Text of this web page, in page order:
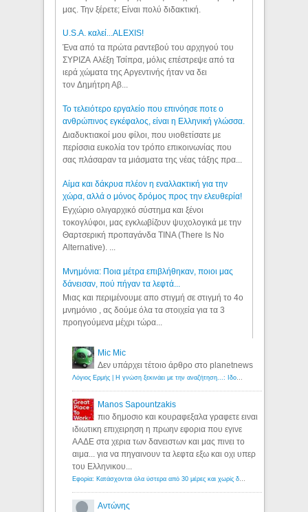
μας. Την ξέρετε; Είναι πολύ διδακτική.
U.S.A. καλεί...ALEXIS!
Ένα από τα πρώτα ραντεβού του αρχηγού του
ΣΥΡΙΖΑ Αλέξη Τσίπρα, μόλις επέστρεψε από τα
ιερά χώματα της Αργεντινής ήταν να δει
τον Δημήτρη Αβ...
Το τελειότερο εργαλείο που επινόησε ποτε ο
ανθρώπινος εγκέφαλος, είναι η Ελληνική γλώσσα.
Διαδυκτιακοί μου φίλοι, που υιοθετίσατε με
περίσσια ευκολία τον τρόπο επικοινωνίας που
σας πλάσαραν τα μιάσματα της νέας τάξης πρα...
Αίμα και δάκρυα πλέον η εναλλακτική για την
χώρα, αλλά ο μόνος δρόμος προς την ελευθερία!
Εγχώριο ολιγαρχικό σύστημα και ξένοι
τοκογλύφοι, μας εγκλωβίζουν ψυχολογικά με την
Θαρτσερική προπαγάνδα TINA (There Is No
Alternative). ...
Μνημόνια: Ποια μέτρα επιβλήθηκαν, ποιοι μας
δάνεισαν, πού πήγαν τα λεφτά...
Μιας και περιμένουμε απο στιγμή σε στιγμή το 4ο
μνημόνιο , ας δούμε όλα τα στοιχεία για τα 3
προηγούμενα μέχρι τώρα...
Mic Mic
Δεν υπάρχει τέτοιο άρθρο στο planetnews
Manos Sapountzakis
πιο δημοσιο και κουραφεξαλα γραφετε ειναι
ιδιωτικη επιχειρηση η πρωην εφορια που εγινε
ΑΑΔΕ στα χερια των δανειστων και μας πινει το
αιμα... για να πηγαινουν τα λεφτα εξω και οχι υπερ
του Ελληνικου...
Αντώνης